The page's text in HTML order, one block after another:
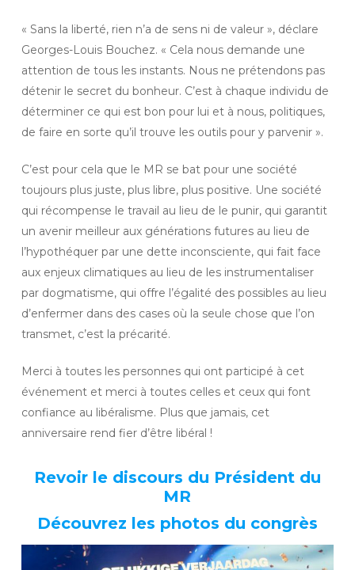
« Sans la liberté, rien n’a de sens ni de valeur », déclare
Georges-Louis Bouchez. « Cela nous demande une
attention de tous les instants. Nous ne prétendons pas
détenir le secret du bonheur. C’est à chaque individu de
déterminer ce qui est bon pour lui et à nous, politiques,
de faire en sorte qu’il trouve les outils pour y parvenir ».
C’est pour cela que le MR se bat pour une société
toujours plus juste, plus libre, plus positive. Une société
qui récompense le travail au lieu de le punir, qui garantit
un avenir meilleur aux générations futures au lieu de
l’hypothéquer par une dette inconsciente, qui fait face
aux enjeux climatiques au lieu de les instrumentaliser
par dogmatisme, qui offre l’égalité des possibles au lieu
d’enfermer dans des cases où la seule chose que l’on
transmet, c’est la précarité.
Merci à toutes les personnes qui ont participé à cet
événement et merci à toutes celles et ceux qui font
confiance au libéralisme. Plus que jamais, cet
anniversaire rend fier d’être libéral !
Revoir le discours du Président du
MR
Découvrez les photos du congrès